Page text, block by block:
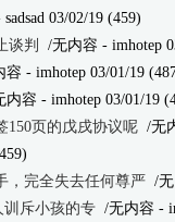
sadsad 03/02/19 (459)
谈判
/无内容 - imhotep
容 - imhotep 03/01/19
内容 - imhotep 03/01/19
150页的戊戌协议呢 /无
，完全失去任何尊严 /
训斥小孩的专 /无内容 -